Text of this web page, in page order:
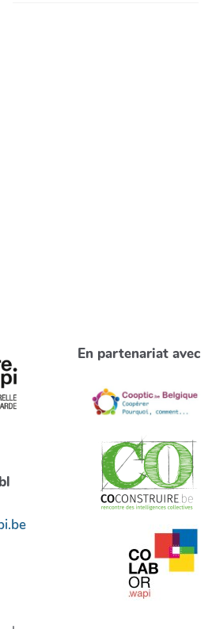
En partenariat avec